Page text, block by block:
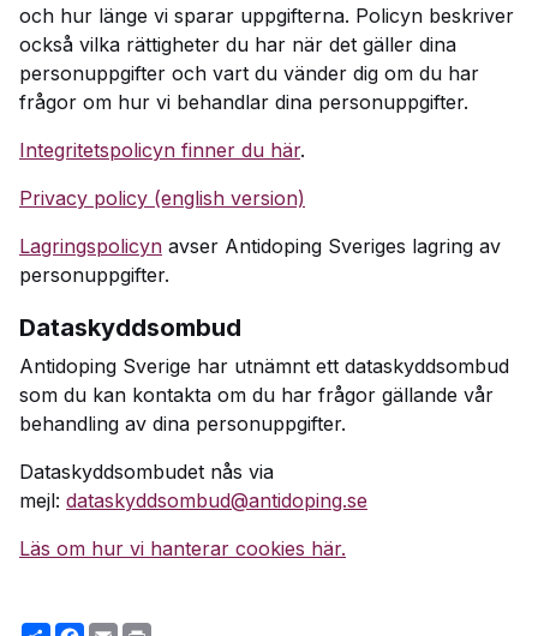
och hur länge vi sparar uppgifterna. Policyn beskriver
också vilka rättigheter du har när det gäller dina
personuppgifter och vart du vänder dig om du har
frågor om hur vi behandlar dina personuppgifter.
Integritetspolicyn finner du här.
Privacy policy (english version)
Lagringspolicyn avser Antidoping Sveriges lagring av
personuppgifter.
Dataskyddsombud
Antidoping Sverige har utnämnt ett dataskyddsombud
som du kan kontakta om du har frågor gällande vår
behandling av dina personuppgifter.
Dataskyddsombudet nås via
mejl: dataskyddsombud@antidoping.se
Läs om hur vi hanterar cookies här.